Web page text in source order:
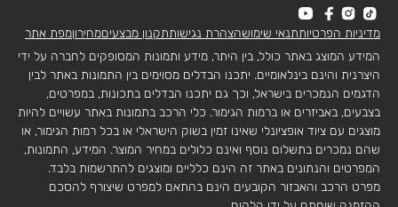
מדיניות הפרטיותתנאי שימושהצהרת נגישותתקנון מבצעיםמחירוןמפת אתר
המידע המוצג באתר כולל, בין היתר, מידע ותמונות המסופקים לחברה על ידי
היצרנית והינם בינלאומיים. יתכנו הבדלים מסוימים בין התמונות באתר לבין
הדגמים הנמכרים בישראל, וכך גם יתכנו הבדלים בתכונות, במפרטים,
בצבעים, באביזרים או ברמות הגימור. כלי הרכב בתמונות באתר עשויים להיות
מוצגים עם ציוד אופציונלי שאינו זמין בשוק הישראלי או בכל רמות הגימור, או
שהם נמכרים בתשלום נוסף ואינם כלולים במחיר המוצר. המידע, התמונות,
המפרטים והנתונים באתר זה הינם כלליים ומוצגים להתרשמות בלבד.
מפרט הרכב והאבזור הקובעים הינם בהתאם למפרט שיצורף להסכם